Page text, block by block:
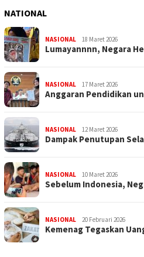
NATIONAL
NASIONAL 18 Maret 2026
Lumayannnn, Negara
NASIONAL 17 Maret 2026
Anggaran Pendidikan
NASIONAL 12 Maret 2026
Dampak Penutupan
NASIONAL 10 Maret 2026
Sebelum Indonesia,
NASIONAL 20 Februari 2026
Kemenag Tegaskan